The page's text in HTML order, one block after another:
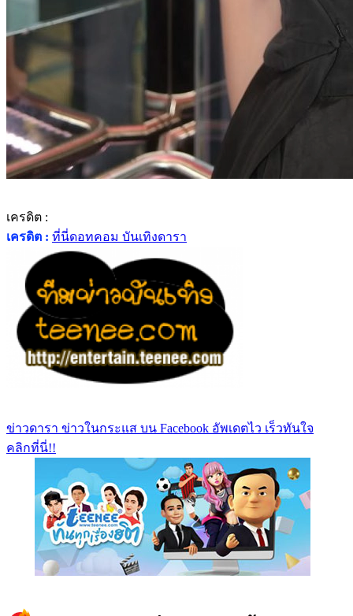
เครดิต :
เครดิต : ที่นี่ดอทคอม บันเทิงดารา
ข่าวดารา ข่าวในกระแส บน Facebook อัพเดตไว เร็วทันใจ
คลิกที่นี่!!